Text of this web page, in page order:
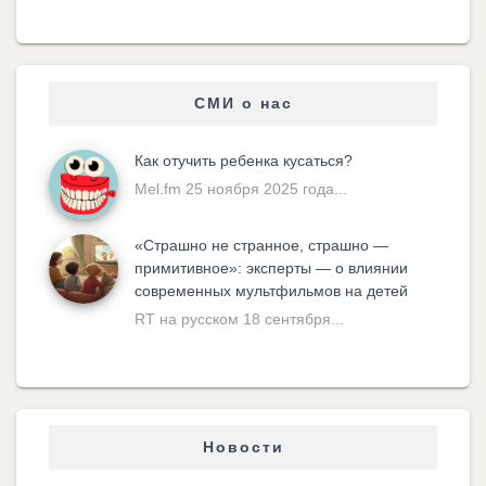
СМИ о нас
Как отучить ребенка кусаться?
Mel.fm 25 ноября 2025 года...
«Cтрашно не странное, страшно —
примитивное»: эксперты — о влиянии
современных мультфильмов на детей
RT на русском 18 сентября...
Новости